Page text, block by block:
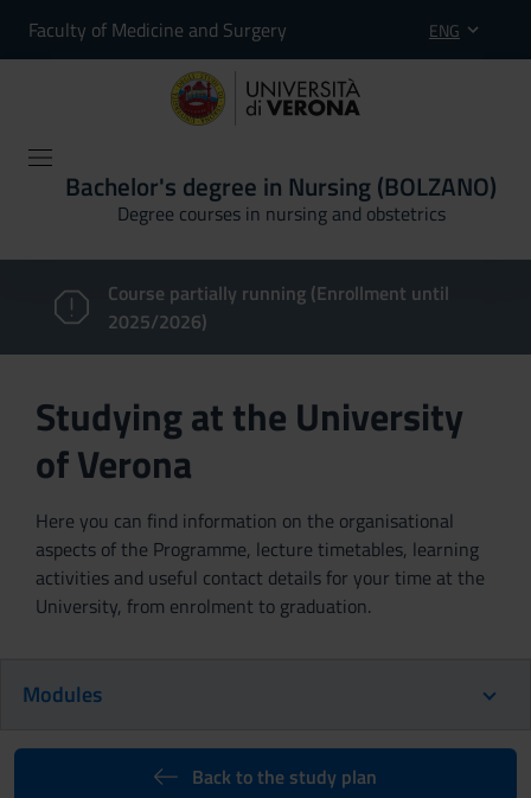
Faculty of Medicine and Surgery ENG
Bachelor's degree in Nursing (BOLZANO)
Degree courses in nursing and obstetrics
Course partially running (Enrollment until
2025/2026)
Studying at the University
of Verona
Here you can find information on the organisational
aspects of the Programme, lecture timetables, learning
activities and useful contact details for your time at the
University, from enrolment to graduation.
Modules
Back to the study plan